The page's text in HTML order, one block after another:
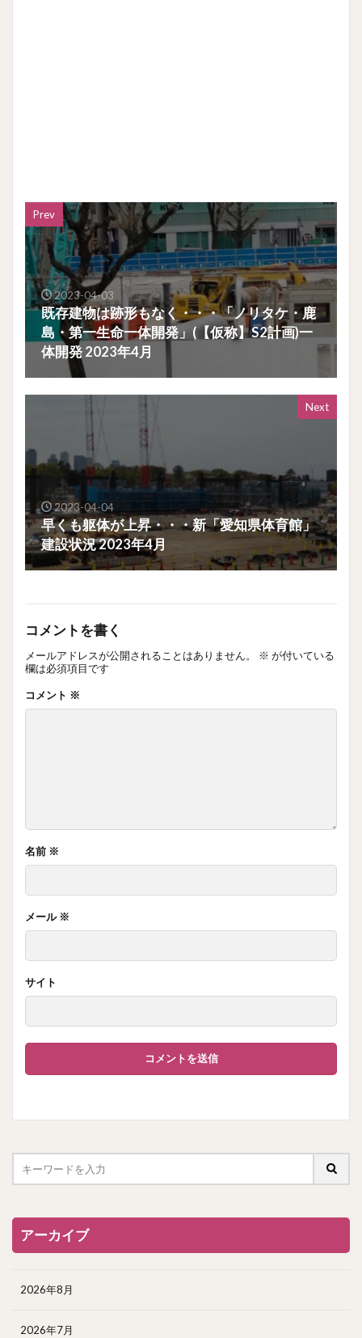
Prev
2023-04-03
既存建物は跡形もなく・・・「ノリタケ・鹿
島・第一生命一体開発」(【仮称】S2計画)一
体開発 2023年4月
Next
2023-04-04
早くも躯体が上昇・・・新「愛知県体育館」
建設状況 2023年4月
コメントを書く
メールアドレスが公開されることはありません。 ※ が付いている
欄は必須項目です
コメント ※
名前 ※
メール ※
サイト
アーカイブ
2026年8月
2026年7月